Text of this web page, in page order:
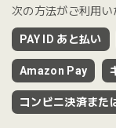
次の方法がご利用い
PAY ID あと払い
Amazon Pay
コンビニ決済また